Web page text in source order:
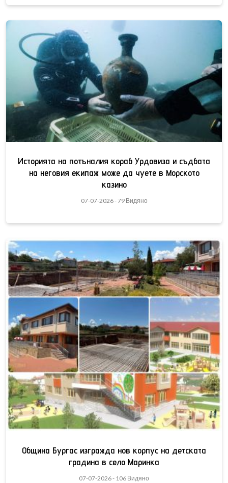
Историята на потъналия кораб Урдовиза и съдбата
на неговия екипаж може да чуете в Морското
казино
07-07-2026 - 79 Видяно
Община Бургас изгражда нов корпус на детската
градина в село Маринка
07-07-2026 - 106 Видяно